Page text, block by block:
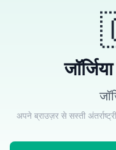
अपने ब्राउज़र से सस्ती